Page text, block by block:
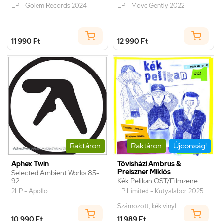
LP - Golem Records 2024
11 990 Ft
LP - Move Gently 2022
12 990 Ft
Raktáron
Aphex Twin
Selected Ambient Works 85-
92
2LP - Apollo
10 990 Ft
Raktáron Újdonság!
Tövisházi Ambrus &
Preiszner Miklós
Kék Pelikan OST/Filmzene
LP Limited - Kutyalabor 2025
Számozott, kék vinyl
11 989 Ft